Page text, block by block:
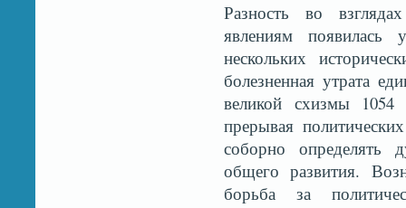
Разность во
явлениям появилась
нескольких
болезненная утрата
великой схизмы
прерывая
соборно определять
общего развития.
борьба за